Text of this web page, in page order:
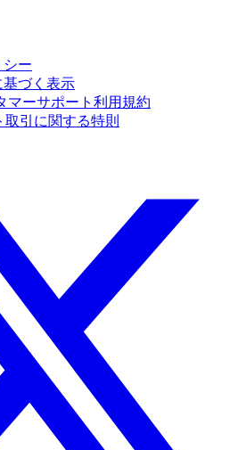
シー
づく表示
マーサポート利用規約
引に関する特則